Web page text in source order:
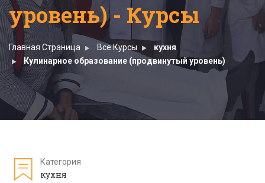
уровень) - Курсы
Главная Страница Все Курсы
кухня
Кулинарное образование (продвинутый уровень)
Категория
кухня